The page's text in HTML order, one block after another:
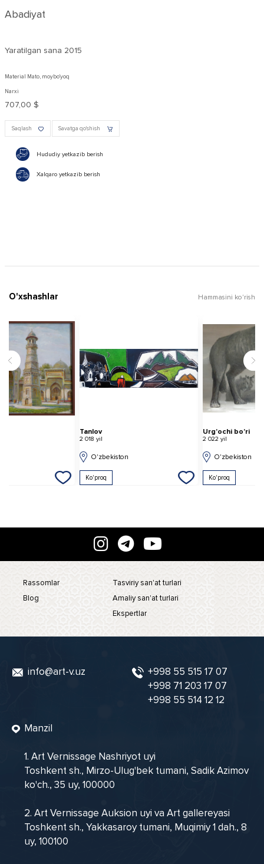
Abadiyat
Yaratilgan sana 2015
Material Mato, moybo'yoq
Narxi
707,00 $
Saqlash Savatga qo'shish
Hududiy yetkazib berish
Xalqaro yetkazib berish
O'xshashlar Hammasini ko'rish
Rassomlar
Blog
Tasviriy san'at turlari
Amaliy san'at turlari
Ekspertlar
info@art-v.uz
+998 55 515 17 07
+998 71 203 17 07
+998 55 514 12 12
Manzil
1. Art Vernissage Nashriyot uyi
Toshkent sh., Mirzo-Ulug'bek tumani, Sadik Azimov
ko'ch., 35 uy, 100000
2. Art Vernissage Auksion uyi va Art gallereyasi
Toshkent sh., Yakkasaroy tumani, Muqimiy 1 dah., 8
uy, 100100